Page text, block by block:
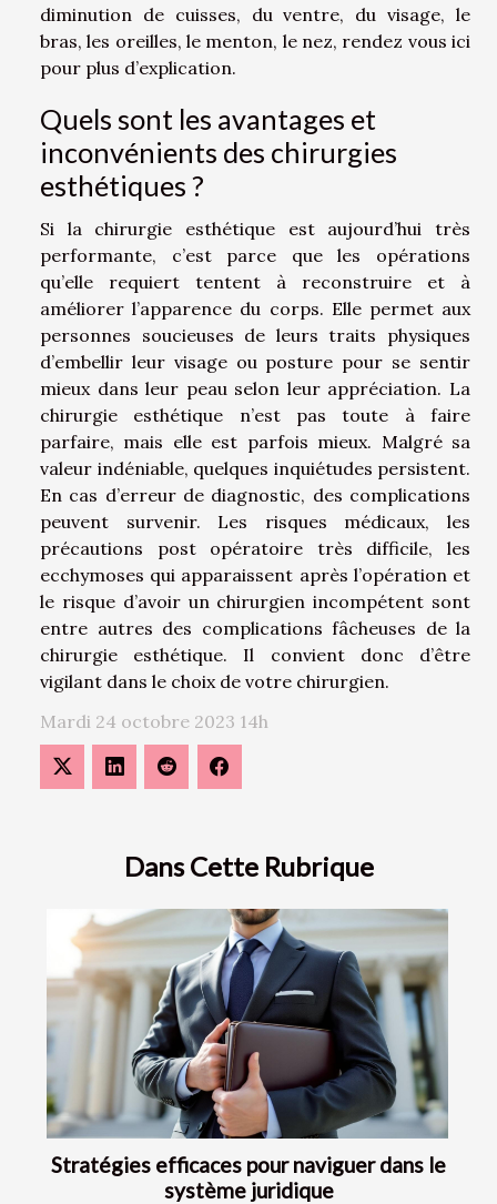
Dans Cette Rubrique
Stratégies efficaces pour naviguer dans le
système juridique
diminution de cuisses, du ventre, du visage, le
bras, les oreilles, le menton, le nez, rendez vous ici
pour plus d’explication.
Quels sont les avantages et
inconvénients des chirurgies
esthétiques ?
Si la chirurgie esthétique est aujourd’hui très
performante, c’est parce que les opérations
qu’elle requiert tentent à reconstruire et à
améliorer l’apparence du corps. Elle permet aux
personnes soucieuses de leurs traits physiques
d’embellir leur visage ou posture pour se sentir
mieux dans leur peau selon leur appréciation. La
chirurgie esthétique n’est pas toute à faire
parfaire, mais elle est parfois mieux. Malgré sa
valeur indéniable, quelques inquiétudes persistent.
En cas d’erreur de diagnostic, des complications
peuvent survenir. Les risques médicaux, les
précautions post opératoire très difficile, les
ecchymoses qui apparaissent après l’opération et
le risque d’avoir un chirurgien incompétent sont
entre autres des complications fâcheuses de la
chirurgie esthétique. Il convient donc d’être
vigilant dans le choix de votre chirurgien.
Mardi 24 octobre 2023 14h